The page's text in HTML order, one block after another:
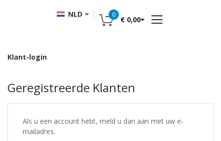
NLD 0
€ 0,00
Klant-login
Geregistreerde Klanten
Als u een account hebt, meld u dan aan met uw e-
mailadres.